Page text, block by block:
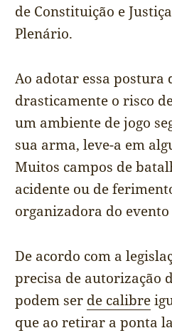
de Constituição e
Plenário.
Ao adotar essa postura
drasticamente o risco
um ambiente de jogo
sua arma, leve-a em
Muitos campos de
acidente ou de
organizadora do
De acordo com a
precisa de autorização
podem ser de calibre
que ao retirar a ponta